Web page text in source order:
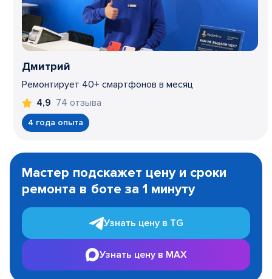
Дмитрий
Ремонтирует 40+ смартфонов в месяц
4,9 74 отзыва
4 года опыта
1
Мастер подскажет цену и сроки
ремонта в боте за 1 минуту
Узнать цену в TG
Узнать цену в MAX